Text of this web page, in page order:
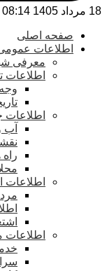
18 مرداد 1405 08:14
صفحه اصلی
اطلاعات
معرفی
اطلاعات
اطلاعات
آب
اطلاعات
اطلاعات